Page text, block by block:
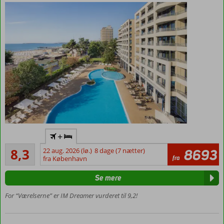
Centralt
i Sunny
Beach
Mulighed
for
Værelser
8,3Meget godt
18
anmeldelser
+
22 aug. 2026 (lø.) 8 dage (7 nætter)
fra København
fra 8693
For “Værelserne” er IM Dreamer vurderet til 9,2!
Se mere